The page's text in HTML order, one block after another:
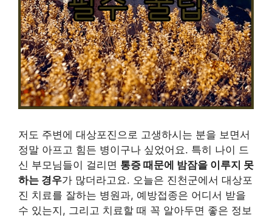
저도 주변에 대상포진으로 고생하시는 분을 보면서
정말 아프고 힘든 병이구나 싶었어요. 특히 나이 드
신 부모님들이 걸리면 통증 때문에 밤잠을 이루지 못
하는 경우가 많더라고요. 오늘은 진천군에서 대상포
진 치료를 잘하는 병원과, 예방접종은 어디서 받을
수 있는지, 그리고 치료할 때 꼭 알아두면 좋은 정보